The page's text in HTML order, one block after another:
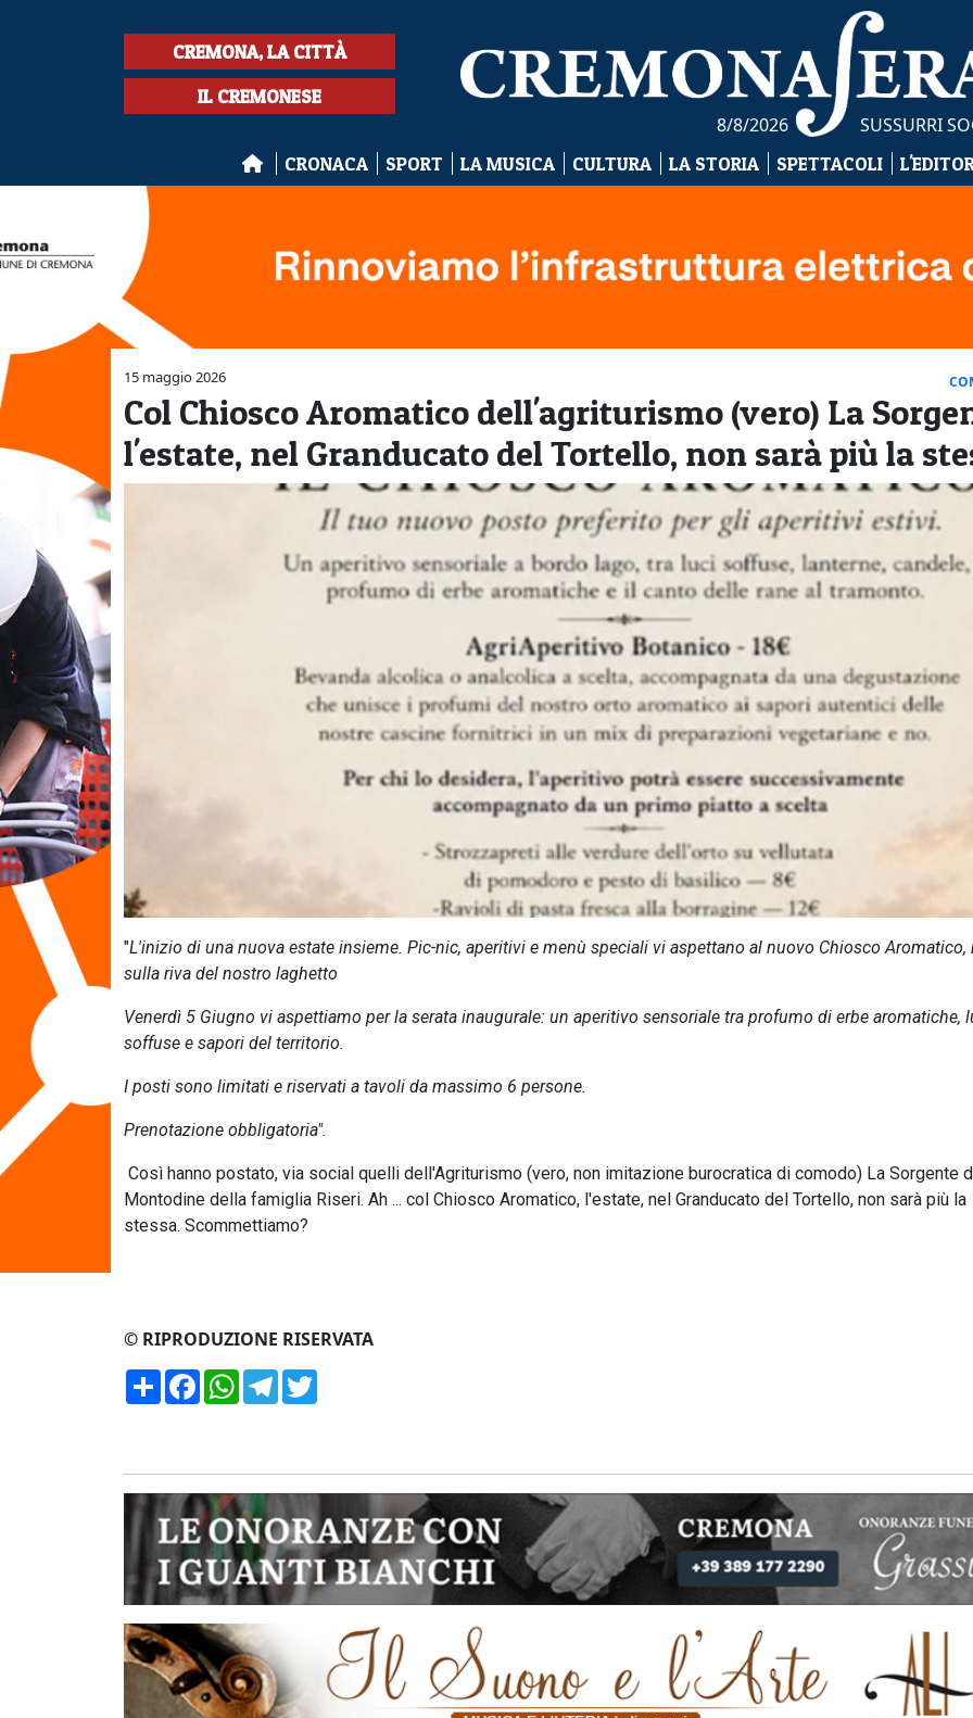
CREMONA, LA CITTÀ
IL CREMONESE
8/8/2026 SUSSURRI
CRONACA SPORT LA MUSICA CULTURA LA STORIA SPETTACOLI
15 maggio 2026
Col Chiosco Aromatico dell'agriturismo (vero) La
l'estate, nel Granducato del Tortello, non sarà più la
"L'inizio di una nuova estate insieme. Pic-nic, aperitivi e menù speciali vi aspettano al nuovo Chiosco Aromatico,
sulla riva del nostro laghetto
Venerdì 5 Giugno vi aspettiamo per la serata inaugurale: un aperitivo sensoriale tra profumo di erbe aromatiche,
soffuse e sapori del territorio.
I posti sono limitati e riservati a tavoli da massimo 6 persone.
Prenotazione obbligatoria".
Così hanno postato, via social quelli dell'Agriturismo (vero, non imitazione burocratica di comodo) La Sorgente
Montodine della famiglia Riseri. Ah ... col Chiosco Aromatico, l'estate, nel Granducato del Tortello, non sarà più la
stessa. Scommettiamo?
© RIPRODUZIONE RISERVATA
CondividiFacebookWhatsApp
Telegram